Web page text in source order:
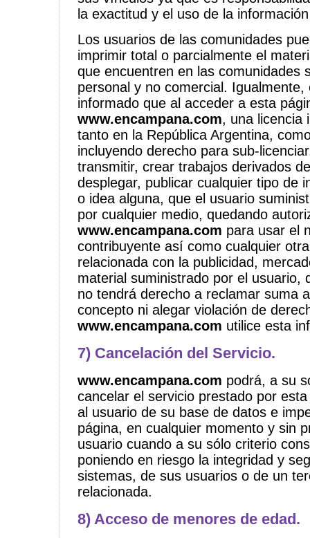
la exactitud y el uso de la
Los usuarios de las comunidades
imprimir total o parcialmente el
que encuentren en las comunidades
personal y no comercial. Igualmente,
informado que al acceder a esta
www.encampana.com, una licencia
tanto en la República Argentina,
incluyendo derecho para sub-
transmitir, crear trabajos derivados
desplegar, publicar cualquier tipo de
o idea alguna, que el usuario
por cualquier medio, quedando
www.encampana.com para usar el
contribuyente así como cualquier
relacionada con la publicidad,
material suministrado por el usuario,
no tendrá derecho a reclamar suma
concepto ni alegar violación de
www.encampana.com utilice esta
7) Cancelación del Servicio.
www.encampana.com podrá, a su
cancelar el servicio prestado por
al usuario de su base de datos e
página, en cualquier momento y sin
usuario cuando a su sólo criterio
poniendo en riesgo la integridad y
sistemas, de sus usuarios o de un
relacionada.
8) Acceso de menores de edad.